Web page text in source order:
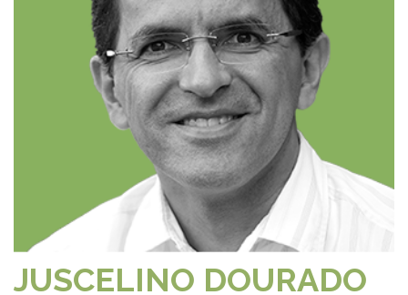
JUSCELINO DOURADO